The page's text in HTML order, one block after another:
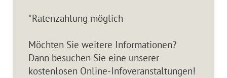
*Ratenzahlung möglich
Möchten Sie weitere Informationen?
Dann besuchen Sie eine unserer
kostenlosen Online-Infoveranstaltungen!